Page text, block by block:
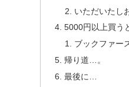
いただいたし
5000円以上買う
ブックファー
帰り道…。
最後に…